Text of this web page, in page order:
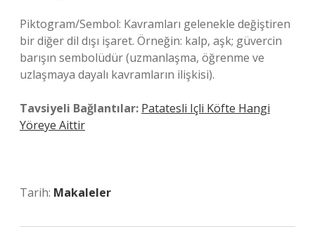
Piktogram/Sembol: Kavramları gelenekle değiştiren
bir diğer dil dışı işaret. Örneğin: kalp, aşk; güvercin
barışın sembolüdür (uzmanlaşma, öğrenme ve
uzlaşmaya dayalı kavramların ilişkisi).
Tavsiyeli Bağlantılar: Patatesli Içli Köfte Hangi
Yöreye Aittir
Tarih: Makaleler